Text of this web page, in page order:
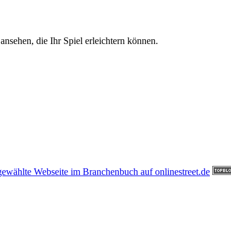
ansehen, die Ihr Spiel erleichtern können.